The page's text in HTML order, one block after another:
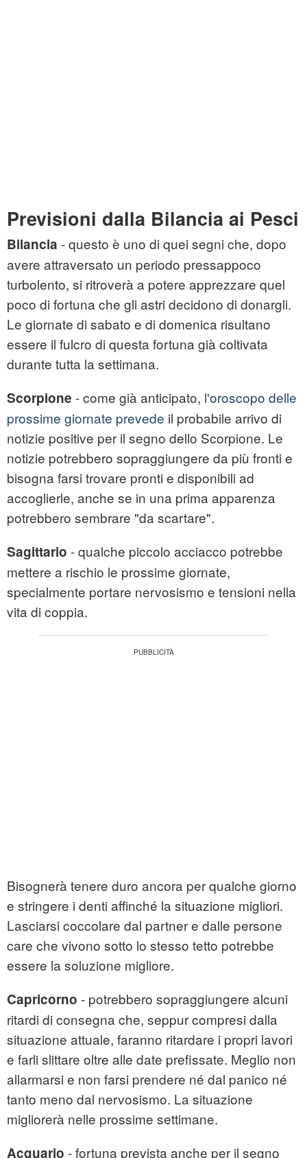
Previsioni dalla Bilancia ai Pesci
Bilancia - questo è uno di quei segni che, dopo
avere attraversato un periodo pressappoco
turbolento, si ritroverà a potere apprezzare quel
poco di fortuna che gli astri decidono di donargli.
Le giornate di sabato e di domenica risultano
essere il fulcro di questa fortuna già coltivata
durante tutta la settimana.
Scorpione - come già anticipato, l'oroscopo delle
prossime giornate prevede il probabile arrivo di
notizie positive per il segno dello Scorpione. Le
notizie potrebbero sopraggiungere da più fronti e
bisogna farsi trovare pronti e disponibili ad
accoglierle, anche se in una prima apparenza
potrebbero sembrare "da scartare".
Sagittario - qualche piccolo acciacco potrebbe
mettere a rischio le prossime giornate,
specialmente portare nervosismo e tensioni nella
vita di coppia.
Bisognerà tenere duro ancora per qualche giorno
e stringere i denti affinché la situazione migliori.
Lasciarsi coccolare dal partner e dalle persone
care che vivono sotto lo stesso tetto potrebbe
essere la soluzione migliore.
Capricorno - potrebbero sopraggiungere alcuni
ritardi di consegna che, seppur compresi dalla
situazione attuale, faranno ritardare i propri lavori
e farli slittare oltre alle date prefissate. Meglio non
allarmarsi e non farsi prendere né dal panico né
tanto meno dal nervosismo. La situazione
migliorerà nelle prossime settimane.
Acquario - fortuna prevista anche per il segno